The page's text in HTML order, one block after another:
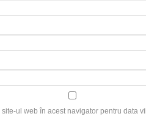
ul web în acest navigator pentru data